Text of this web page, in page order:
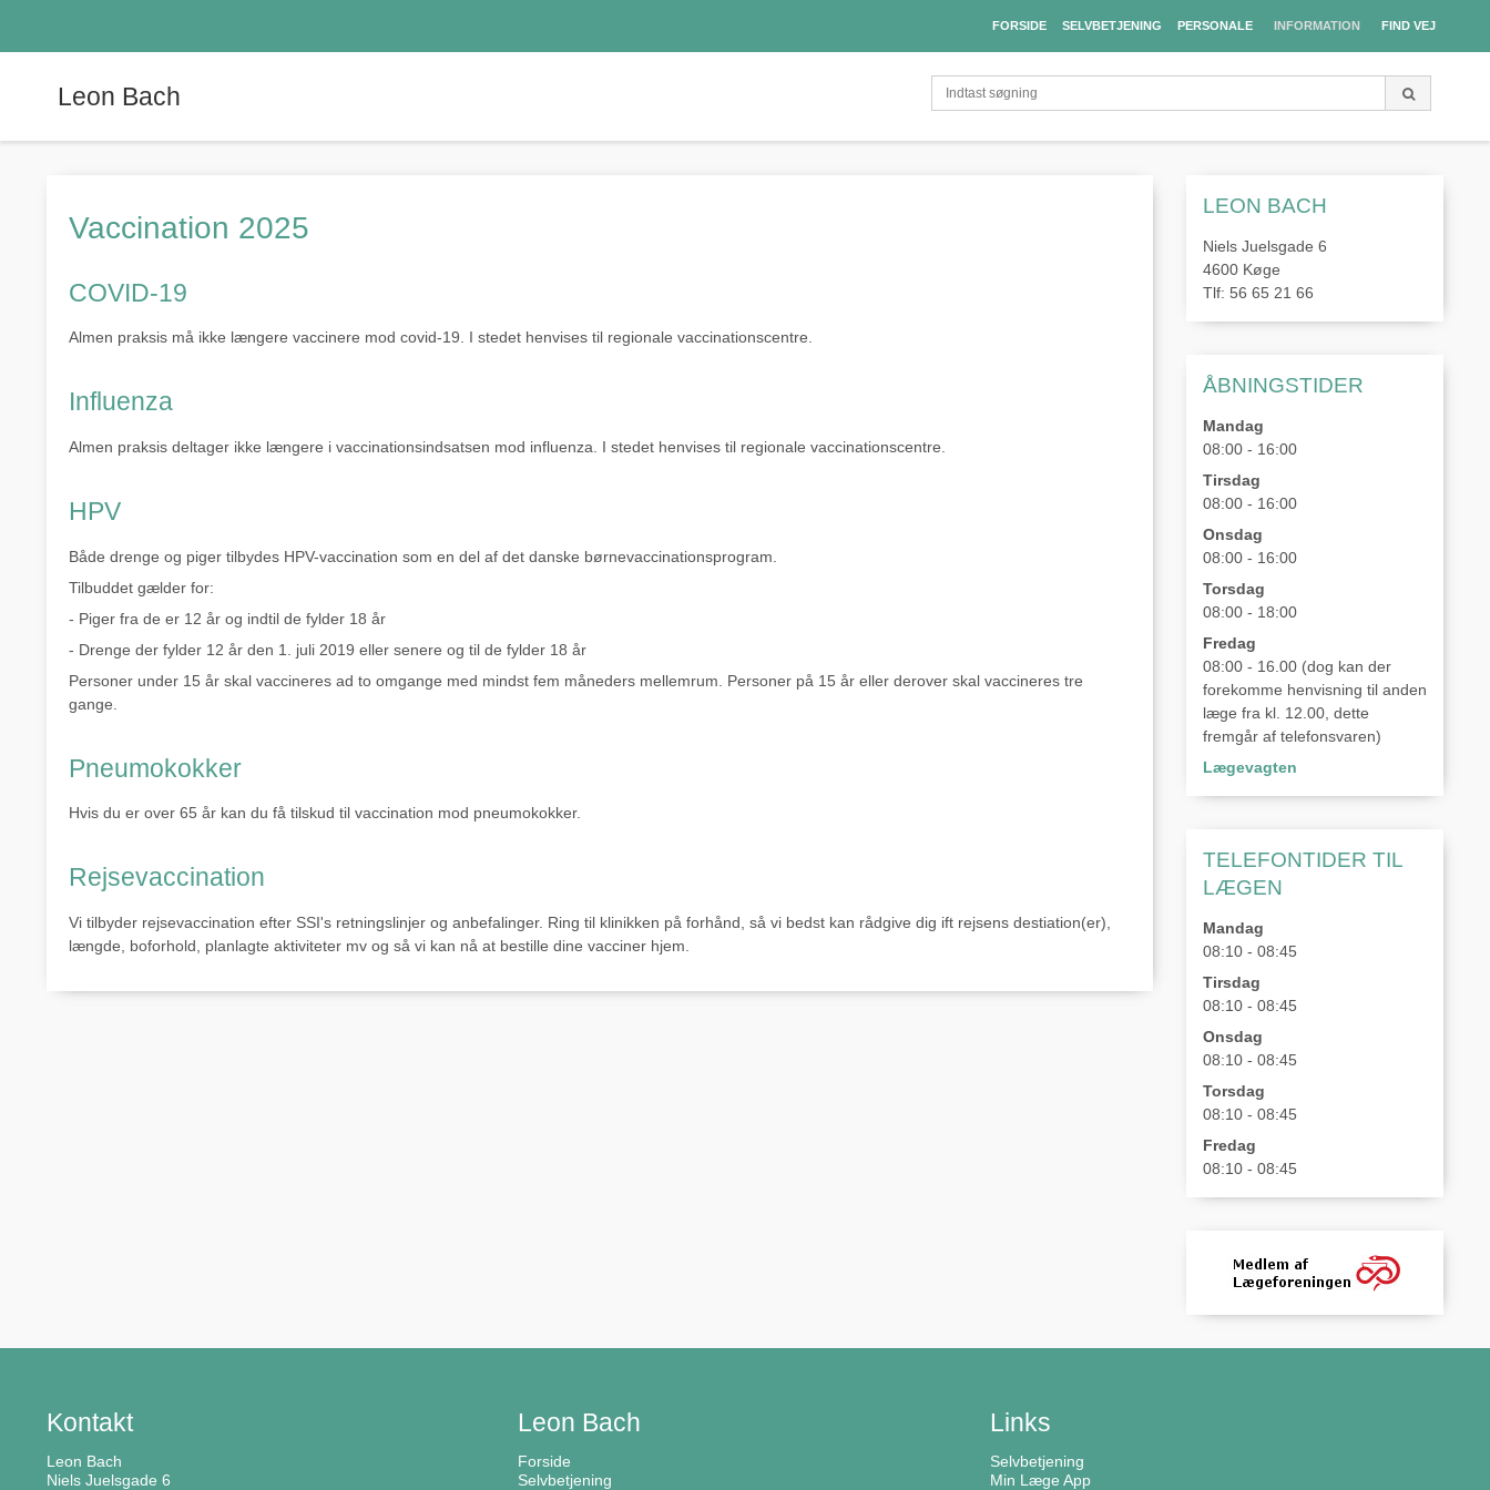
FORSIDE SELVBETJENING PERSONALE INFORMATION FIND VEJ
Leon Bach
Vaccination 2025
COVID-19
Almen praksis må ikke længere vaccinere mod covid-19. I stedet henvises til regionale vaccinationscentre.
Influenza
Almen praksis deltager ikke længere i vaccinationsindsatsen mod influenza. I stedet henvises til regionale vaccinationscentre.
HPV
Både drenge og piger tilbydes HPV-vaccination som en del af det danske børnevaccinationsprogram.
Tilbuddet gælder for:
- Piger fra de er 12 år og indtil de fylder 18 år
- Drenge der fylder 12 år den 1. juli 2019 eller senere og til de fylder 18 år
Personer under 15 år skal vaccineres ad to omgange med mindst fem måneders mellemrum. Personer på 15 år eller derover skal vaccineres tre
gange.
Pneumokokker
Hvis du er over 65 år kan du få tilskud til vaccination mod pneumokokker.
Rejsevaccination
Vi tilbyder rejsevaccination efter SSI's retningslinjer og anbefalinger. Ring til klinikken på forhånd, så vi bedst kan rådgive dig ift rejsens destiation(er),
længde, boforhold, planlagte aktiviteter mv og så vi kan nå at bestille dine vacciner hjem.
LEON BACH
Niels Juelsgade 6
4600 Køge
Tlf: 56 65 21 66
ÅBNINGSTIDER
Mandag
08:00 - 16:00
Tirsdag
08:00 - 16:00
Onsdag
08:00 - 16:00
Torsdag
08:00 - 18:00
Fredag
08:00 - 16.00 (dog kan der
forekomme henvisning til anden
læge fra kl. 12.00, dette
fremgår af telefonsvaren)
Lægevagten
TELEFONTIDER TIL
LÆGEN
Mandag
08:10 - 08:45
Tirsdag
08:10 - 08:45
Onsdag
08:10 - 08:45
Torsdag
08:10 - 08:45
Fredag
08:10 - 08:45
Kontakt
Leon Bach
Niels Juelsgade 6
Leon Bach
Forside
Selvbetjening
Links
Selvbetjening
Min Læge App